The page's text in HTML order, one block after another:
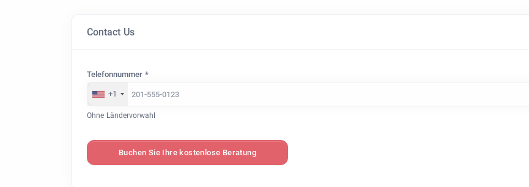
Contact Us
Telefonnummer *
+1
Ohne Ländervorwahl
Buchen Sie Ihre kostenlose Beratung